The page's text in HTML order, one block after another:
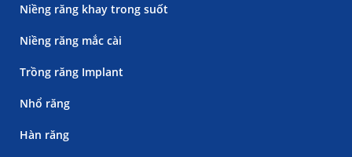
Niềng răng khay trong suốt
Niềng răng mắc cài
Trồng răng Implant
Nhổ răng
Hàn răng